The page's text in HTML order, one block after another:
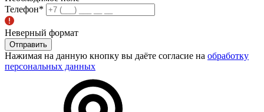
Телефон*
Неверный формат
Отправить
Нажимая на данную кнопку вы даёте согласие на обработку
персональных данных